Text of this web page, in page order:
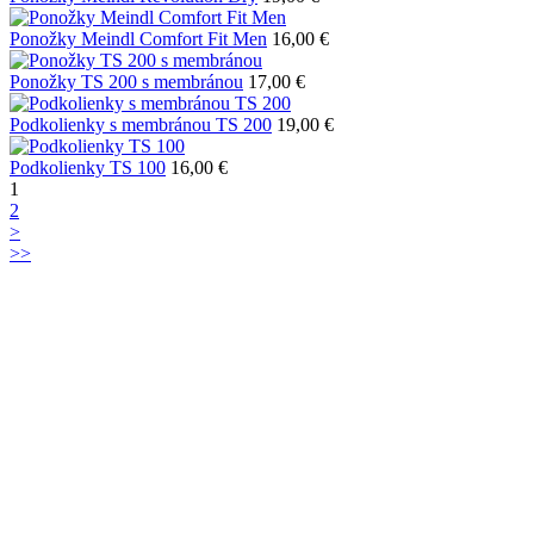
Ponožky Meindl Comfort Fit Men 16,00 €
Ponožky TS 200 s membránou 17,00 €
Podkolienky s membránou TS 200 19,00 €
Podkolienky TS 100 16,00 €
1
2
˃
˃˃